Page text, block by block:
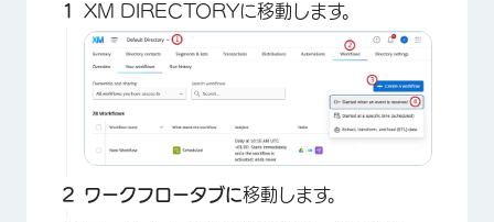
XM DIRECTORYに移動します。
ワークフロータブに移動します。